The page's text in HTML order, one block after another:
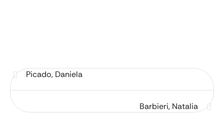
Picado, Daniela
Barbieri, Natalia